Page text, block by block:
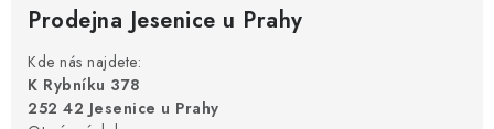
Prodejna Jesenice u Prahy
Kde nás najdete:
K Rybníku 378
252 42 Jesenice u Prahy